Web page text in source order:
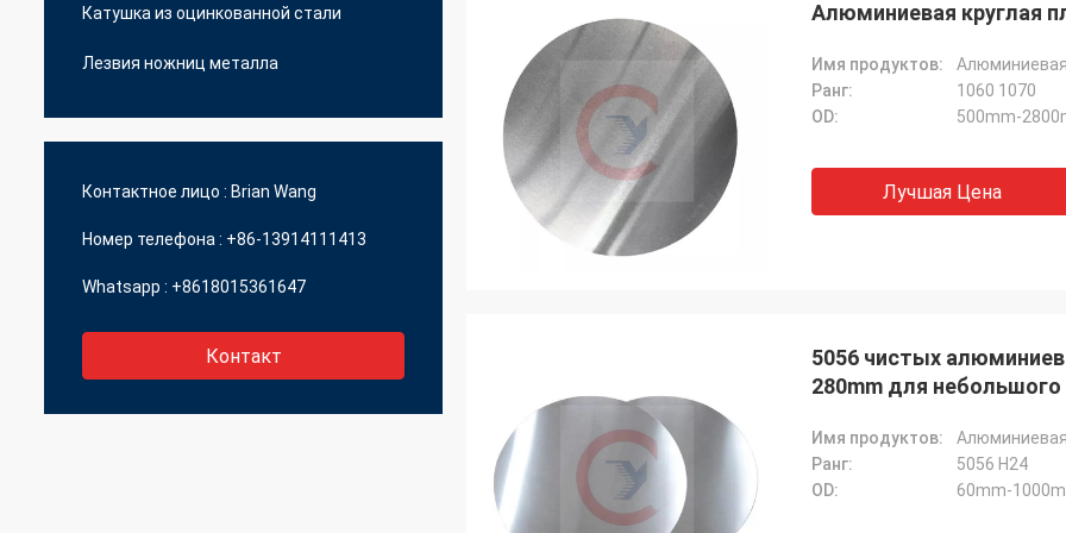
Катушка из оцинкованной стали
Лезвия ножниц металла
Контактное лицо : Brian Wang
Номер телефона : +86-13914111413
Whatsapp : +8618015361647
Контакт
Алюминиевая круглая
Имя продуктов:
Алюминиевая
Ранг:
1060 1070
OD:
500mm-
Лучшая Цена
5056 чистых
280mm для небольшого
Имя продуктов:
Алюминиевая
Ранг:
5056 H24
OD:
60mm-